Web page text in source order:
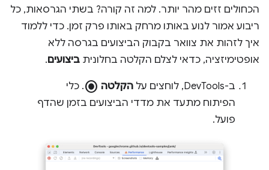
הכחולים זזים מהר יותר. למה זה קורה? בשתי הגרסאות, כל
ריבוע אמור לנוע באותו מרחק באותו פרק זמן. כדי ללמוד
איך לזהות את צוואר בקבוק הביצועים בגרסה ללא
אופטימיזציה, כדאי לצלם הקלטה בחלונית ביצועים.
ב-DevTools, לוחצים על הקלטה radio_button_checked. כלי
הפיתוח מתעד את מדדי הביצועים בזמן שהדף
פועל.